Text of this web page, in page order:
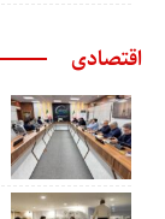
اقتصادی